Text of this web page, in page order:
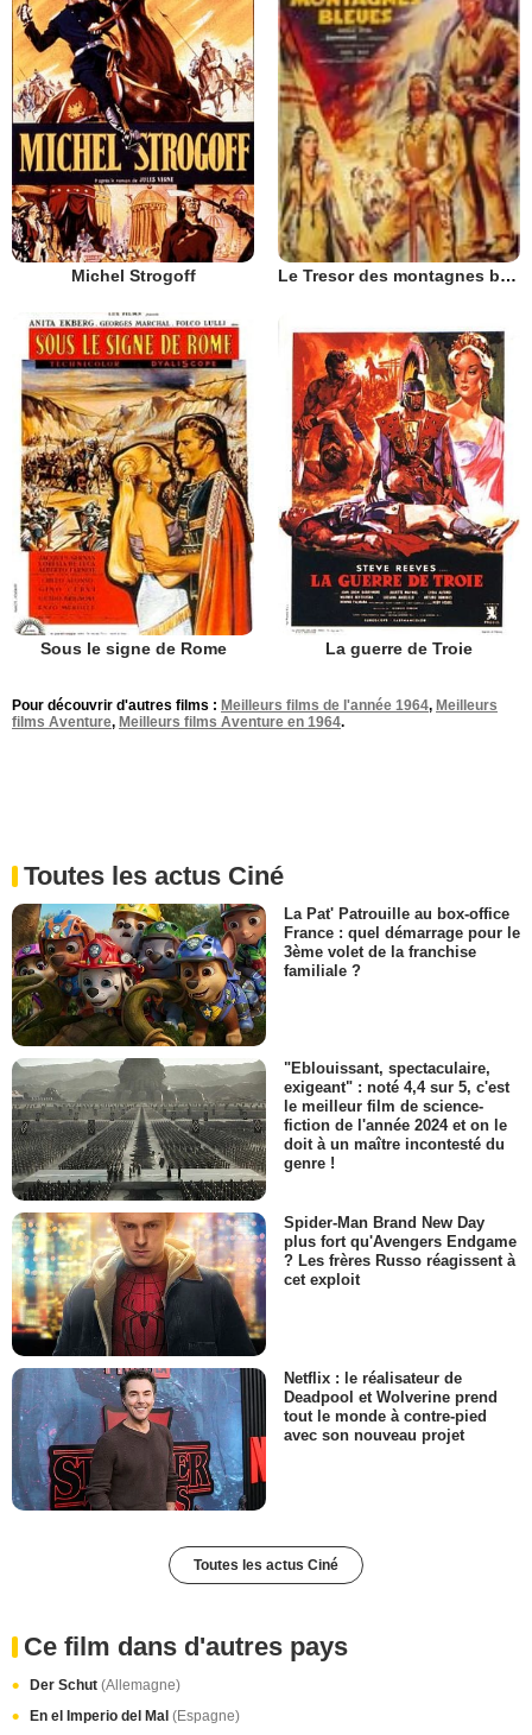
Michel Strogoff Le Tresor des montagnes bleues
Sous le signe de Rome La guerre de Troie
Pour découvrir d'autres films : Meilleurs films de l'année 1964, Meilleurs
films Aventure, Meilleurs films Aventure en 1964.
Toutes les actus Ciné
La Pat' Patrouille au box-office
France : quel démarrage pour le
3ème volet de la franchise
familiale ?
"Eblouissant, spectaculaire,
exigeant" : noté 4,4 sur 5, c'est
le meilleur film de science-
fiction de l'année 2024 et on le
doit à un maître incontesté du
genre !
Spider-Man Brand New Day
plus fort qu'Avengers Endgame
? Les frères Russo réagissent à
cet exploit
Netflix : le réalisateur de
Deadpool et Wolverine prend
tout le monde à contre-pied
avec son nouveau projet
Toutes les actus Ciné
Ce film dans d'autres pays
Der Schut (Allemagne)
En el Imperio del Mal (Espagne)